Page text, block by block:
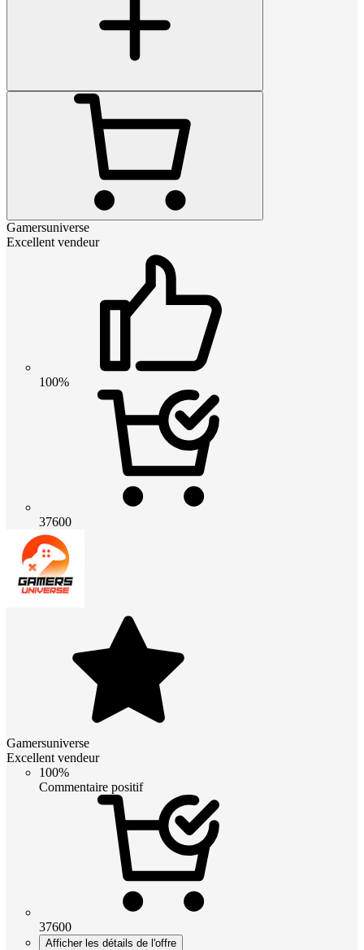
Gamersuniverse
Excellent vendeur
100%
37600
Gamersuniverse
Excellent vendeur
100%
Commentaire positif
37600
Afficher les détails de l'offre